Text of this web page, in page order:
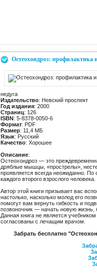
Остеохондроз: профилактика
недуга
Издательство: Невский проспект
Год издания: 2000
Страниц: 126
ISBN: 5-8378-0050-6
Формат: PDF
Размер: 11,4 МБ
Язык: Русский
Качество: Хорошее
Описание:
Остеохондроз — это
дряблые мышцы, «прострелы»,
проявляется всегда неожиданно. По
каждого второго взрослого
Автор этой книги призывает вас
настолько, насколько молод его
помогут вам вернуть гибкость и
позвоночник — начать новую жизнь,
Данная книга не является
согласованы с лечащим врачом.
Забрать бесплатно